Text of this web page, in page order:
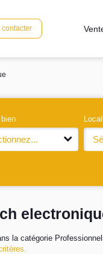
contacter
la catégorie